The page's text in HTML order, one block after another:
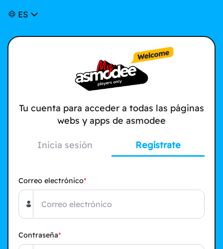
ES
Tu cuenta para acceder a todas las páginas
webs y apps de asmodee
Inicia sesión Regístrate
Correo electrónico
Contraseña